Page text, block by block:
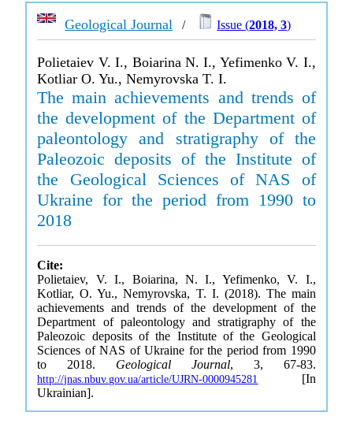
Geological Journal / Issue (2018, 3)
Polietaiev V. I., Boiarina N. I., Yefimenko V. I.,
Kotliar O. Yu., Nemyrovska T. I.
The main achievements and trends of
the development of the Department of
paleontology and stratigraphy of the
Paleozoic deposits of the Institute of
the Geological Sciences of NAS of
Ukraine for the period from 1990 to
2018
Cite:
Polietaiev, V. I., Boiarina, N. I., Yefimenko, V. I.,
Kotliar, O. Yu., Nemyrovska, T. I. (2018). The main
achievements and trends of the development of the
Department of paleontology and stratigraphy of the
Paleozoic deposits of the Institute of the Geological
Sciences of NAS of Ukraine for the period from 1990
to 2018. Geological Journal, 3, 67-83.
http://jnas.nbuv.gov.ua/article/UJRN-0000945281
[In
Ukrainian].